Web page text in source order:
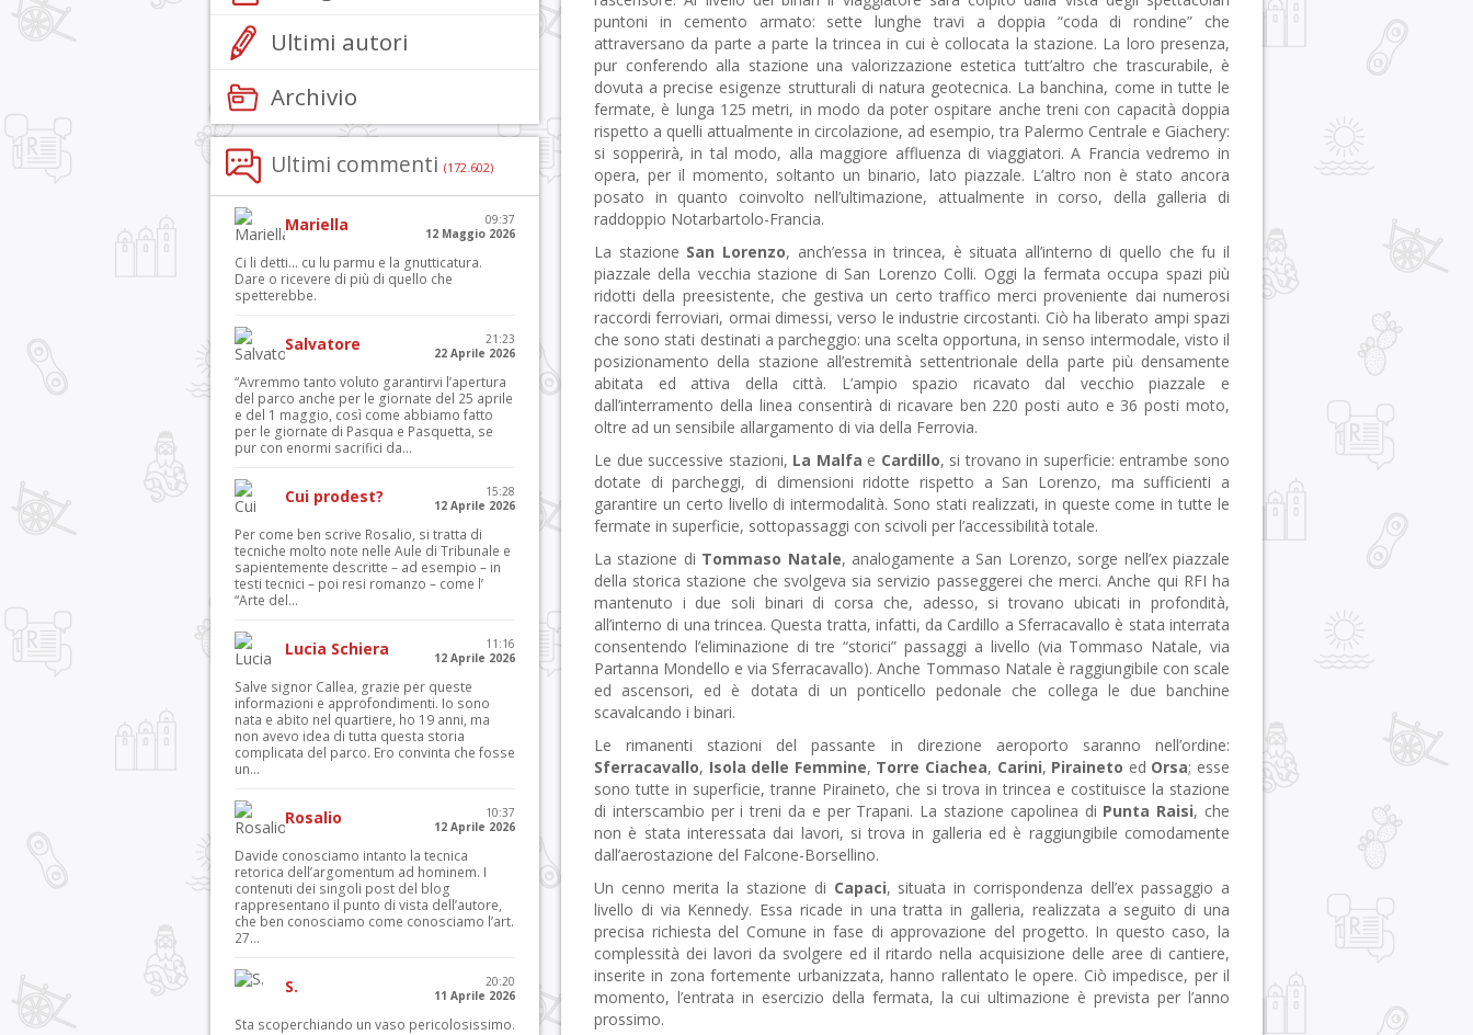
puntoni in cemento armato: sette lunghe travi a doppia “coda di rondine” che
attraversano da parte a parte la trincea in cui è collocata la stazione. La loro presenza,
pur conferendo alla stazione una valorizzazione estetica tutt’altro che trascurabile, è
dovuta a precise esigenze strutturali di natura geotecnica. La banchina, come in tutte le
fermate, è lunga 125 metri, in modo da poter ospitare anche treni con capacità doppia
rispetto a quelli attualmente in circolazione, ad esempio, tra Palermo Centrale e Giachery:
si sopperirà, in tal modo, alla maggiore affluenza di viaggiatori. A Francia vedremo in
opera, per il momento, soltanto un binario, lato piazzale. L’altro non è stato ancora
posato in quanto coinvolto nell’ultimazione, attualmente in corso, della galleria di
raddoppio Notarbartolo-Francia.
La stazione San Lorenzo, anch’essa in trincea, è situata all’interno di quello che fu il
piazzale della vecchia stazione di San Lorenzo Colli. Oggi la fermata occupa spazi più
ridotti della preesistente, che gestiva un certo traffico merci proveniente dai numerosi
raccordi ferroviari, ormai dimessi, verso le industrie circostanti. Ciò ha liberato ampi spazi
che sono stati destinati a parcheggio: una scelta opportuna, in senso intermodale, visto il
posizionamento della stazione all’estremità settentrionale della parte più densamente
abitata ed attiva della città. L’ampio spazio ricavato dal vecchio piazzale e
dall’interramento della linea consentirà di ricavare ben 220 posti auto e 36 posti moto,
oltre ad un sensibile allargamento di via della Ferrovia.
Le due successive stazioni, La Malfa e Cardillo, si trovano in superficie: entrambe sono
dotate di parcheggi, di dimensioni ridotte rispetto a San Lorenzo, ma sufficienti a
garantire un certo livello di intermodalità. Sono stati realizzati, in queste come in tutte le
fermate in superficie, sottopassaggi con scivoli per l’accessibilità totale.
La stazione di Tommaso Natale, analogamente a San Lorenzo, sorge nell’ex piazzale
della storica stazione che svolgeva sia servizio passeggerei che merci. Anche qui RFI ha
mantenuto i due soli binari di corsa che, adesso, si trovano ubicati in profondità,
all’interno di una trincea. Questa tratta, infatti, da Cardillo a Sferracavallo è stata interrata
consentendo l’eliminazione di tre “storici” passaggi a livello (via Tommaso Natale, via
Partanna Mondello e via Sferracavallo). Anche Tommaso Natale è raggiungibile con scale
ed ascensori, ed è dotata di un ponticello pedonale che collega le due banchine
scavalcando i binari.
Le rimanenti stazioni del passante in direzione aeroporto saranno nell’ordine:
Sferracavallo, Isola delle Femmine, Torre Ciachea, Carini, Piraineto ed Orsa; esse
sono tutte in superficie, tranne Piraineto, che si trova in trincea e costituisce la stazione
di interscambio per i treni da e per Trapani. La stazione capolinea di Punta Raisi, che
non è stata interessata dai lavori, si trova in galleria ed è raggiungibile comodamente
dall’aerostazione del Falcone-Borsellino.
Un cenno merita la stazione di Capaci, situata in corrispondenza dell’ex passaggio a
livello di via Kennedy. Essa ricade in una tratta in galleria, realizzata a seguito di una
precisa richiesta del Comune in fase di approvazione del progetto. In questo caso, la
complessità dei lavori da svolgere ed il ritardo nella acquisizione delle aree di cantiere,
inserite in zona fortemente urbanizzata, hanno rallentato le opere. Ciò impedisce, per il
momento, l’entrata in esercizio della fermata, la cui ultimazione è prevista per l’anno
prossimo.
Ultimi autori
Archivio
Ultimi commenti (172.602)
Mariella
09:37
12 Maggio 2026
Ci li detti… cu lu parmu e la gnutticatura.
Dare o ricevere di più di quello che
spetterebbe.
Salvatore
21:23
22 Aprile 2026
“Avremmo tanto voluto garantirvi l’apertura
del parco anche per le giornate del 25 aprile
e del 1 maggio, così come abbiamo fatto
per le giornate di Pasqua e Pasquetta, se
pur con enormi sacrifici da...
Cui prodest?
15:28
12 Aprile 2026
Per come ben scrive Rosalio, si tratta di
tecniche molto note nelle Aule di Tribunale e
sapientemente descritte – ad esempio – in
testi tecnici – poi resi romanzo – come l’
“Arte del...
Lucia Schiera
11:16
12 Aprile 2026
Salve signor Callea, grazie per queste
informazioni e approfondimenti. Io sono
nata e abito nel quartiere, ho 19 anni, ma
non avevo idea di tutta questa storia
complicata del parco. Ero convinta che fosse
un...
Rosalio
10:37
12 Aprile 2026
Davide conosciamo intanto la tecnica
retorica dell’argomentum ad hominem. I
contenuti dei singoli post del blog
rappresentano il punto di vista dell’autore,
che ben conosciamo come conosciamo l’art.
27...
S.
20:20
11 Aprile 2026
Sta scoperchiando un vaso pericolosissimo.